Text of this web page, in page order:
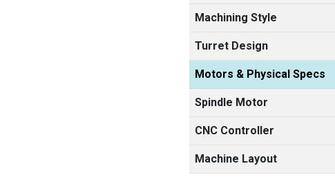
Machining Style
Turret Design
Motors & Physical Specs
Spindle Motor
CNC Controller
Machine Layout